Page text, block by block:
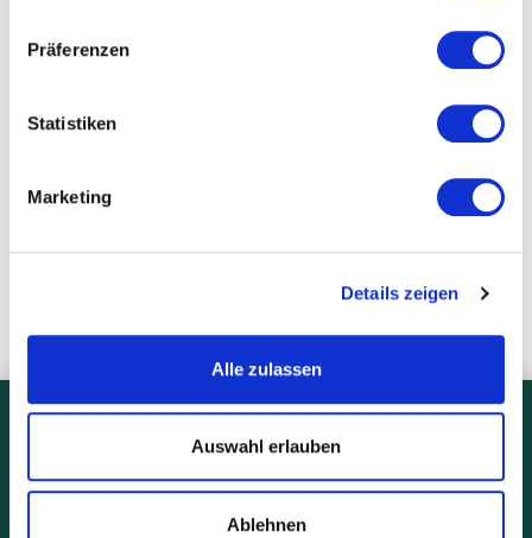
Präferenzen
Statistiken
Marketing
Details zeigen
Alle zulassen
Auswahl erlauben
Ablehnen